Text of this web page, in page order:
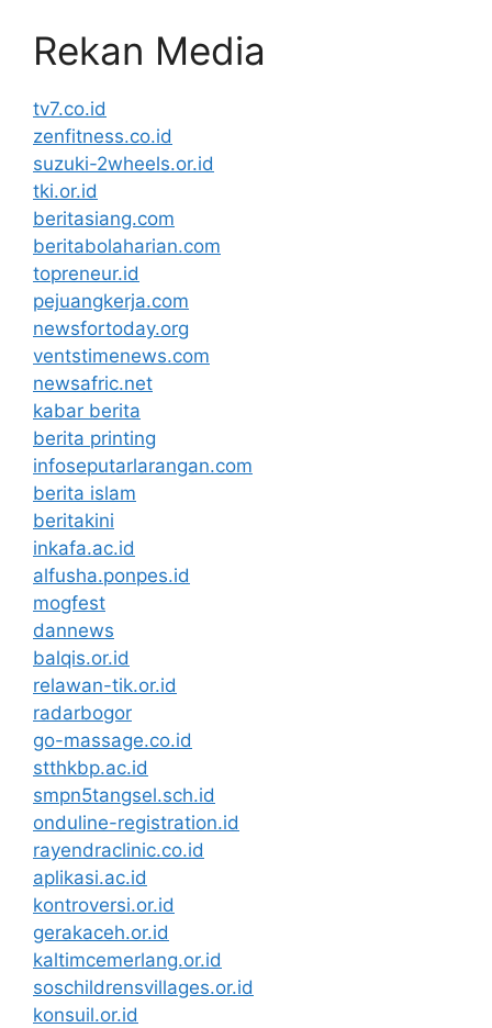
Rekan Media
tv7.co.id
zenfitness.co.id
suzuki-2wheels.or.id
tki.or.id
beritasiang.com
beritabolaharian.com
topreneur.id
pejuangkerja.com
newsfortoday.org
ventstimenews.com
newsafric.net
kabar berita
berita printing
infoseputarlarangan.com
berita islam
beritakini
inkafa.ac.id
alfusha.ponpes.id
mogfest
dannews
balqis.or.id
relawan-tik.or.id
radarbogor
go-massage.co.id
stthkbp.ac.id
smpn5tangsel.sch.id
onduline-registration.id
rayendraclinic.co.id
aplikasi.ac.id
kontroversi.or.id
gerakaceh.or.id
kaltimcemerlang.or.id
soschildrensvillages.or.id
konsuil.or.id